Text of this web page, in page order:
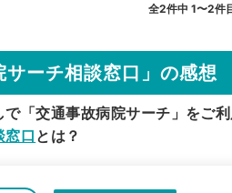
全2件中 1〜2件
サーチ相談窓口」の感想
「交通事故病院サーチ」をご
窓口とは？